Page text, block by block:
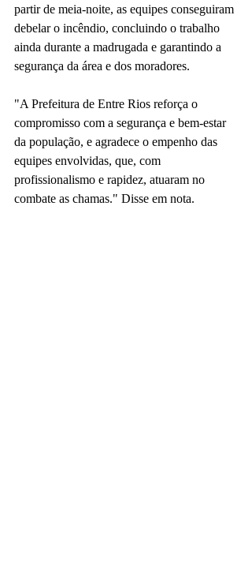
partir de meia-noite, as equipes conseguiram
debelar o incêndio, concluindo o trabalho
ainda durante a madrugada e garantindo a
segurança da área e dos moradores.
"A Prefeitura de Entre Rios reforça o
compromisso com a segurança e bem-estar
da população, e agradece o empenho das
equipes envolvidas, que, com
profissionalismo e rapidez, atuaram no
combate as chamas." Disse em nota.